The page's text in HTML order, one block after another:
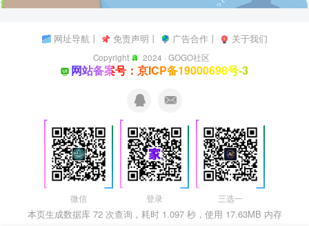
网址导航丨 免责声明 丨 广告合作丨 关于我们
Copyright 2024 ·GOGO社区
网站备案号：京ICP备19000698号-3
微信 登录 三选一
本页生成数据库 72 次查询，耗时 1.097 秒，使用 17.63MB 内存